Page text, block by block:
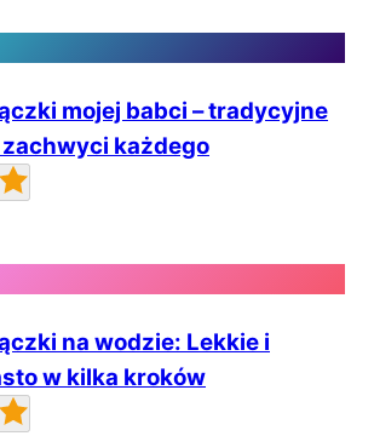
mojej babci – tradycyjne
każdego
na wodzie: Lekkie i
w kilka kroków